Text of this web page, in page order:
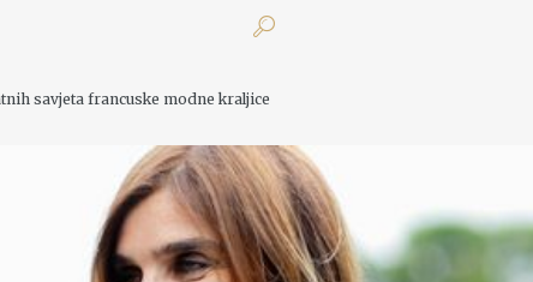
savjeta francuske modne kraljice